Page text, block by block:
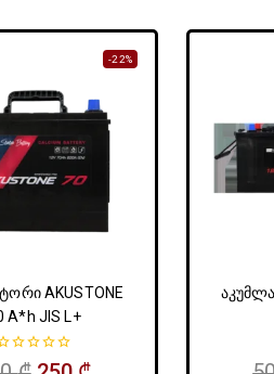
-22%
AKUSTONE
A*h JIS L+